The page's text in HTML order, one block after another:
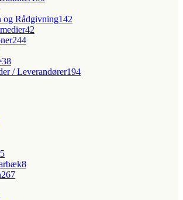
og Rådgivning142
42
244
38
/ Leverandører194
8
267